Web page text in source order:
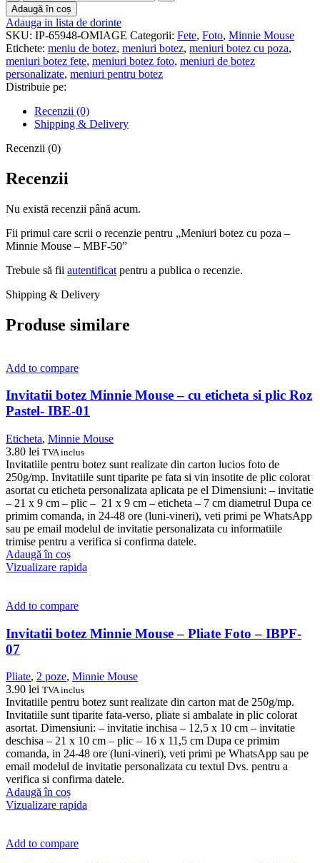
Meniuri
botez
cu
poza
-
Minnie
Mouse
-
MBF-
50
Adaugă în coș
Adauga in lista de dorinte
SKU: IP-65948-OMIAGE Categorii: Fete, Foto, Minnie Mouse
Etichete: meniu de botez, meniuri botez, meniuri botez cu poza,
meniuri botez fete, meniuri botez foto, meniuri de botez
personalizate, meniuri pentru botez
Distribuie pe:
Recenzii (0)
Shipping & Delivery
Recenzii (0)
Recenzii
Nu există recenzii până acum.
Fii primul care scrii o recenzie pentru „Meniuri botez cu poza –
Minnie Mouse – MBF-50”
Trebuie să fii autentificat pentru a publica o recenzie.
Shipping & Delivery
Produse similare
Add to compare
Invitatii botez Minnie Mouse – cu eticheta si plic Roz
Pastel- IBE-01
Eticheta, Minnie Mouse
3.80 lei TVA inclus
Invitatiile pentru botez sunt realizate din carton lucios foto de
250g/mp. Invitatiile sunt tiparite pe fata si vin insotite de plic colorat
asortat cu eticheta personalizata aplicata pe el Dimensiuni: – invitatie
– 21 x 9 cm – plic – 21 x 9 cm – eticheta – 7 cm diametrul Dupa ce
primim comanda, in 24-48 ore (luni-vineri), veti primi pe WhatsApp
sau pe email modelul de invitatie personalizata cu informatiile
trimise pentru a verifica si confirma datele.
Adaugă în coș
Vizualizare rapida
Add to compare
Invitatii botez Minnie Mouse – Pliate Foto – IBPF-
07
Pliate, 2 poze, Minnie Mouse
3.90 lei TVA inclus
Invitatiile pentru botez sunt realizate din carton mat de 250g/mp.
Invitatiile sunt tiparite fata-verso, pliate si ambalate in plic colorat
asortat. Dimensiuni: – invitatie inchisa – 12,5 x 10 cm – invitatie
deschisa – 21 x 10 cm – plic – 16 x 11,5 cm Dupa ce primim
comanda, in 24-48 ore (luni-vineri), veti primi pe WhatsApp sau pe
email modelul de invitatie personalizata cu textul Dvs. pentru a
verifica si confirma datele.
Adaugă în coș
Vizualizare rapida
Add to compare